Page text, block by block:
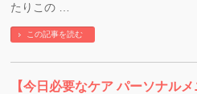
たりこの …
この記事を読む
【今日必要なケア パーソナルメ